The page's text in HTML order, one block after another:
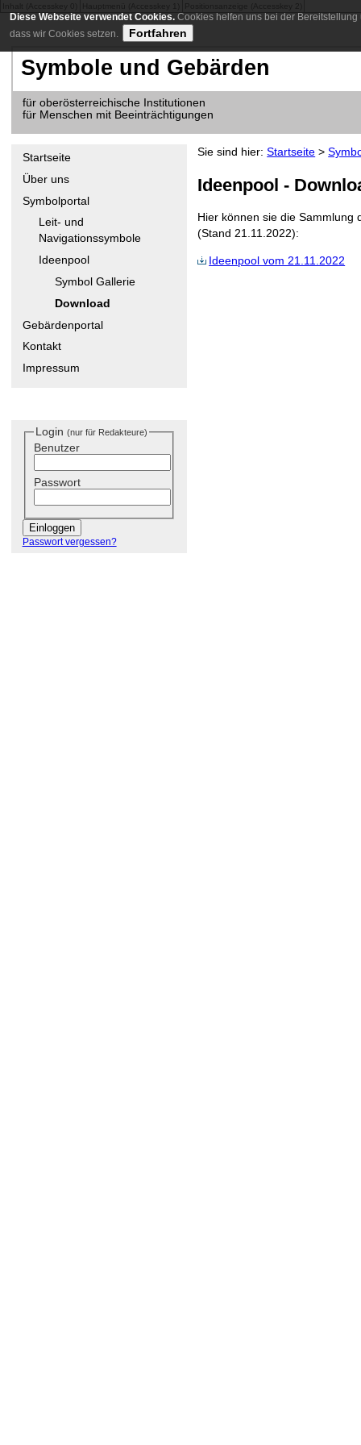
Diese Webseite verwendet Cookies.Cookies helfen uns bei der
dass wir Cookies setzen.
Fortfahren
Symbole und Gebärden
für oberösterreichische Institutionen
für Menschen mit Beeinträchtigungen
Startseite
Über uns
Symbolportal
Leit- und
Navigationssymbole
Ideenpool
Symbol Gallerie
Download
Gebärdenportal
Kontakt
Impressum
Login (nur für Redakteure)
Benutzer
Passwort
Passwort vergessen?
Sie sind hier:Startseite >
Ideenpool -
Hier können sie die Sammlung
(Stand 21.11.2022):
Ideenpool vom 21.11.2022